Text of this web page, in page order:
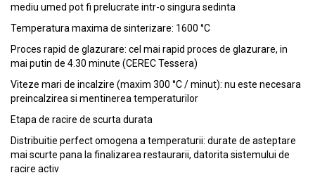
mediu umed pot fi prelucrate intr-o singura sedinta
Temperatura maxima de sinterizare: 1600 °C
Proces rapid de glazurare: cel mai rapid proces de glazurare, in
mai putin de 4.30 minute (CEREC Tessera)
Viteze mari de incalzire (maxim 300 °C / minut): nu este necesara
preincalzirea si mentinerea temperaturilor
Etapa de racire de scurta durata
Distribuitie perfect omogena a temperaturii: durate de asteptare
mai scurte pana la finalizarea restaurarii, datorita sistemului de
racire activ